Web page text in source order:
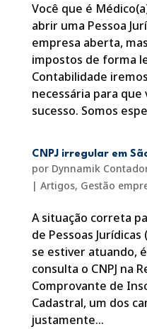
Você que é
abrir uma Pessoa
empresa aberta,
impostos de forma
Contabilidade
necessária para
sucesso. Somos
CNPJ irregular em
por Dynnamik
| Artigos, Gestão
A situação correta
de Pessoas Jurídicas
se estiver atuando,
consulta o CNPJ na
Comprovante de
Cadastral, um dos
justamente...